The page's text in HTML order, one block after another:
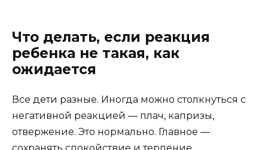
Что делать, если реакция
ребенка не такая, как
ожидается
Все дети разные. Иногда можно столкнуться с
негативной реакцией — плач, капризы,
отвержение. Это нормально. Главное —